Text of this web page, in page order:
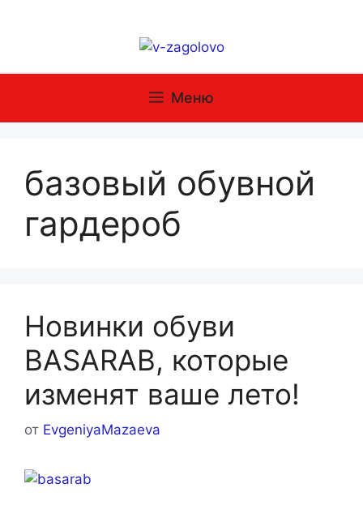
Меню
базовый обувной
гардероб
Новинки обуви
BASARAB, которые
изменят ваше лето!
от EvgeniyaMazaeva